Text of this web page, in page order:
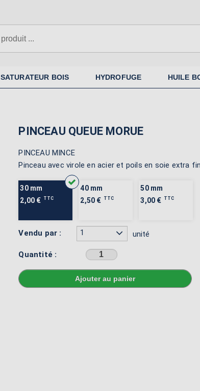
SATURATEUR BOIS HYDROFUGE HUILE
PINCEAU QUEUE MORUE
PINCEAU MINCE
Pinceau avec virole en acier et poils en soie extra
30 mm
2,00 € TTC
40 mm
2,50 € TTC
50 mm
3,00 € TTC
Vendu par : 1 unité
Quantité :
Sélectionner une couleur avant d'ajouter au panier